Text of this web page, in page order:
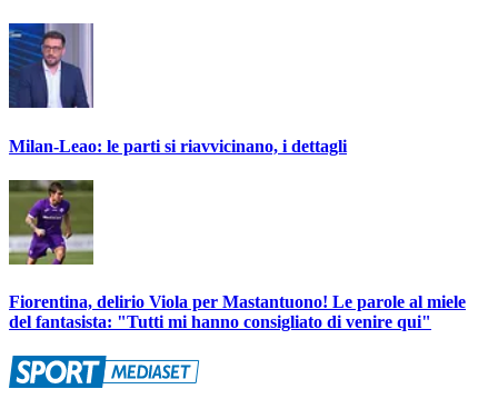
Milan-Leao: le parti si riavvicinano, i dettagli
Fiorentina, delirio Viola per Mastantuono! Le parole al miele
del fantasista: "Tutti mi hanno consigliato di venire qui"